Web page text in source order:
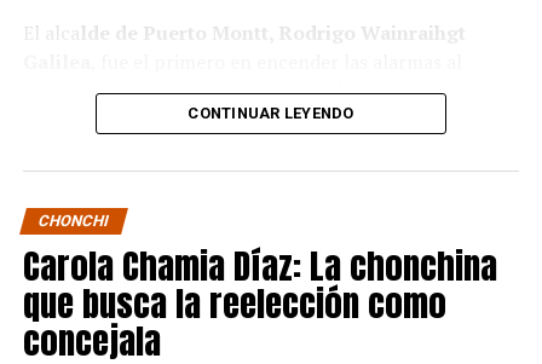
El alca lde de Puerto Montt, Rodrigo Wainraihgt
denunciar públicamente que la Subdere no cuenta con
fondos para financiar iniciativas del Programa de
Mejoramiento de Barrios (PMB), a pesar de que muchas
ya estaban declaradas elegibles.
historia, la Subdere no tiene recursos para estos
programas fundamentales”,afirmó el edil de la capital
regional de Los Lagos.
Sus pares de Chiloé respaldaron sus declaraciones,
CONTINUAR LEYENDO
CHONCHI
Carola Chamia Díaz: La chonchina
que busca la reelección como
concejala